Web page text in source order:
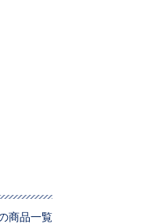
商品一覧